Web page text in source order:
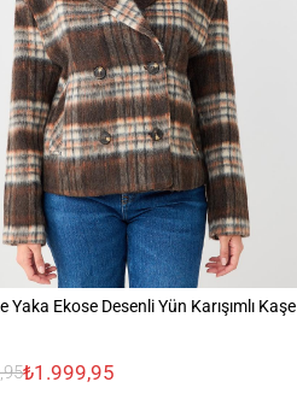
Yaka Ekose Desenli Yün Karışımlı Kaşe
₺1.999,95